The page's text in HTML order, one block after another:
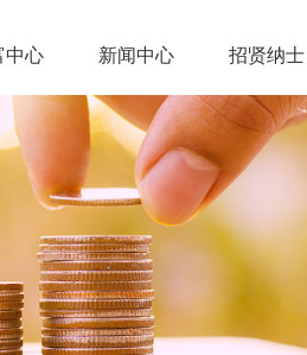
中心 新闻中心 招贤纳士